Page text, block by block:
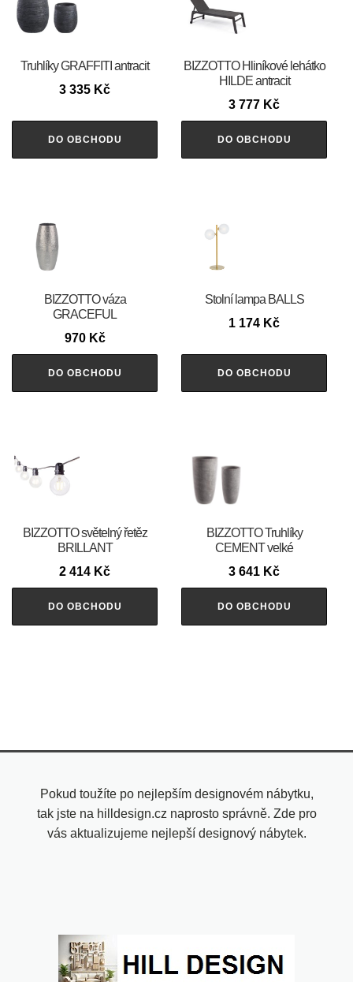
Truhlíky GRAFFITI antracit
3 335 Kč
DO OBCHODU
BIZZOTTO Hliníkové lehátko
HILDE antracit
3 777 Kč
DO OBCHODU
BIZZOTTO váza
GRACEFUL
970 Kč
DO OBCHODU
Stolní lampa BALLS
1 174 Kč
DO OBCHODU
BIZZOTTO světelný řetěz
BRILLANT
2 414 Kč
DO OBCHODU
BIZZOTTO Truhlíky
CEMENT velké
3 641 Kč
DO OBCHODU
Pokud toužíte po nejlepším designovém nábytku,
tak jste na hilldesign.cz naprosto správně. Zde pro
vás aktualizujeme nejlepší designový nábytek.